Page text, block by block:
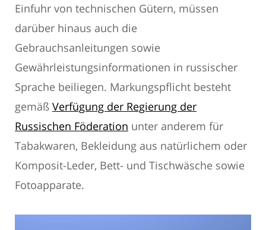
Einfuhr von technischen Gütern, müssen
darüber hinaus auch die
Gebrauchsanleitungen sowie
Gewährleistungsinformationen in russischer
Sprache beiliegen. Markungspflicht besteht
gemäß Verfügung der Regierung der
Russischen Föderation unter anderem für
Tabakwaren, Bekleidung aus natürlichem oder
Komposit-Leder, Bett- und Tischwäsche sowie
Fotoapparate.